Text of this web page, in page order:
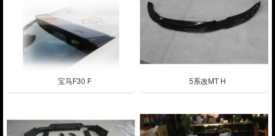
宝马F30 F 5系改MT H